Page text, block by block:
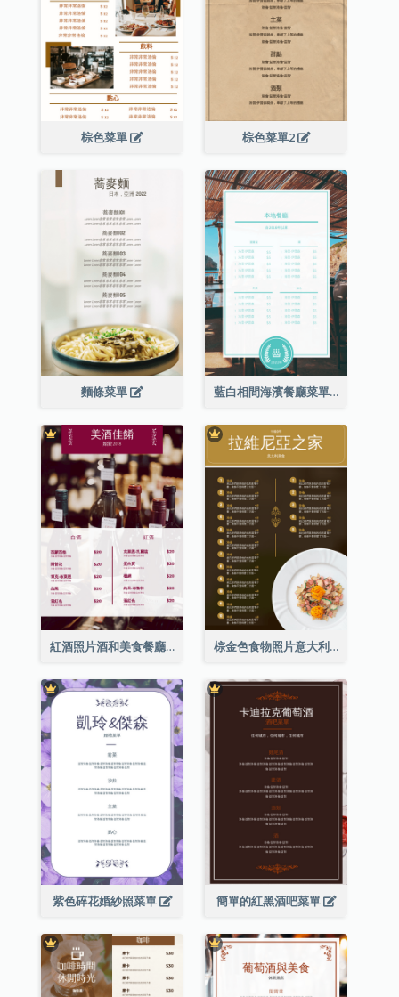
棕色菜單 棕色菜單2
麵條菜單 藍白相間海濱餐廳菜單
紅酒照片酒和美食餐廳菜單 棕金色食物照片意大利食物菜單
紫色碎花婚紗照菜單 簡單的紅黑酒吧菜單